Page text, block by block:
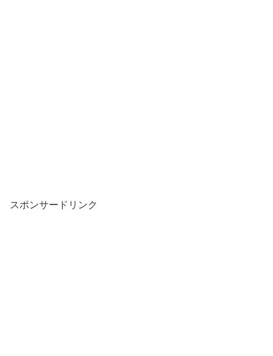
スポンサードリンク